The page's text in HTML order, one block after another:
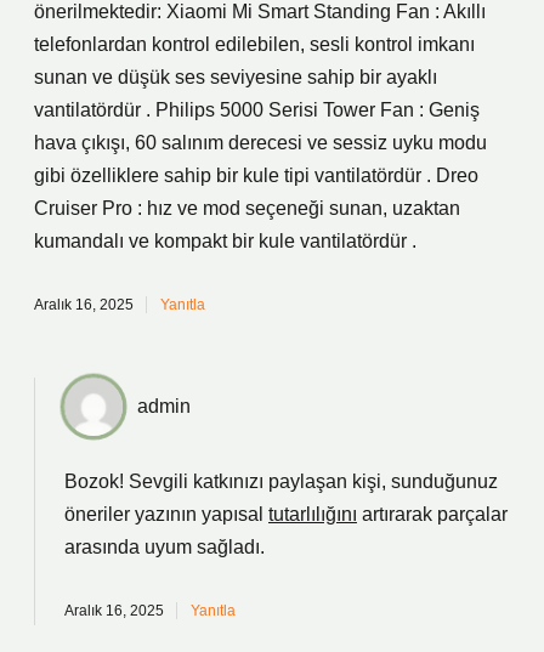
önerilmektedir: Xiaomi Mi Smart Standing Fan : Akıllı
telefonlardan kontrol edilebilen, sesli kontrol imkanı
sunan ve düşük ses seviyesine sahip bir ayaklı
vantilatördür . Philips 5000 Serisi Tower Fan : Geniş
hava çıkışı, 60 salınım derecesi ve sessiz uyku modu
gibi özelliklere sahip bir kule tipi vantilatördür . Dreo
Cruiser Pro : hız ve mod seçeneği sunan, uzaktan
kumandalı ve kompakt bir kule vantilatördür .
Aralık 16, 2025 Yanıtla
admin
Bozok! Sevgili katkınızı paylaşan kişi, sunduğunuz
öneriler yazının yapısal tutarlılığını artırarak parçalar
arasında uyum sağladı.
Aralık 16, 2025 Yanıtla